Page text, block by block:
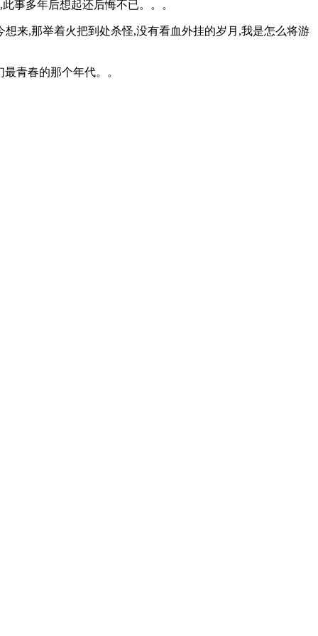
事多年后想起还后悔不已。。。
来,那举着火把到处杀怪,没有看血外挂的岁月,我是怎么将游
青春的那个年代。。